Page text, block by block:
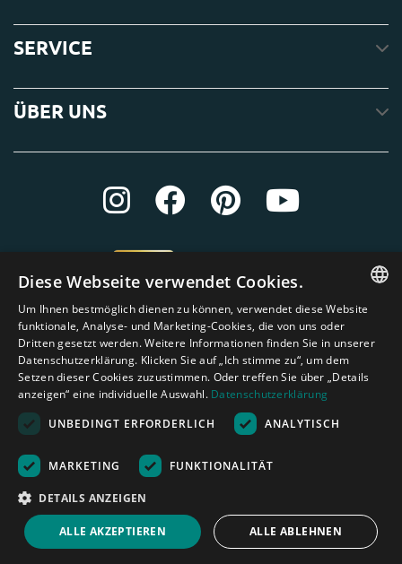
SERVICE
ÜBER UNS
Nederland|Deutschland| België|Belgique|España
Kingdom
ENGLISH
DUTCH
GERMAN
Diese Webseite verwendet Cookies.
Um Ihnen bestmöglich dienen zu können, verwendet diese Website
funktionale, Analyse- und Marketing-Cookies, die von uns oder
Dritten gesetzt werden. Weitere Informationen finden Sie in unserer
Datenschutzerklärung. Klicken Sie auf „Ich stimme zu“, um dem
Setzen dieser Cookies zuzustimmen. Oder treffen Sie über „Details
anzeigen“ eine individuelle Auswahl. Datenschutzerklärung
UNBEDINGT ERFORDERLICH
ANALYTISCH
MARKETING FUNKTIONALITÄT
DETAILS ANZEIGEN
ALLE AKZEPTIEREN ALLE ABLEHNEN